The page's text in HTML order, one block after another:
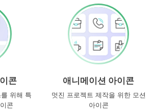
콘
위해 특
콘
애니메이션 아이콘
멋진 프로젝트 제작을 위한 모션
아이콘